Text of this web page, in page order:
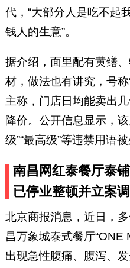
代，“大部分人是吃不起
钱人的生意”。
据介绍，面里配有黄鳝
材，做法也有讲究，号
主称，门店日均能卖出
降价。公开信息显示，
级”“最高级”等违禁用语被
南昌网红泰餐厅泰
已停业整顿并立案
北京商报消息，近日，
昌万象城泰式餐厅“ONE
出现急性腹痛、腹泻、